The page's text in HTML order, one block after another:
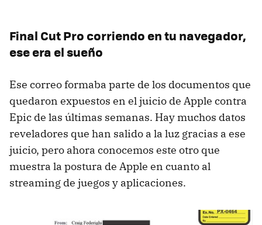
Final Cut Pro corriendo en tu navegador,
ese era el sueño
Ese correo formaba parte de los documentos que
quedaron expuestos en el juicio de Apple contra
Epic de las últimas semanas. Hay muchos datos
reveladores que han salido a la luz gracias a ese
juicio, pero ahora conocemos este otro que
muestra la postura de Apple en cuanto al
streaming de juegos y aplicaciones.